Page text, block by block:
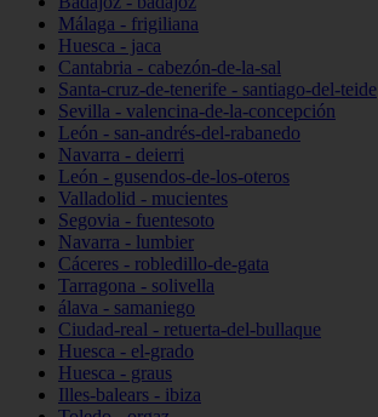
Málaga - frigiliana
Huesca - jaca
Cantabria - cabezón-de-la-sal
Santa-cruz-de-tenerife - santiago-del-teide
Sevilla - valencina-de-la-concepción
León - san-andrés-del-rabanedo
Navarra - deierri
León - gusendos-de-los-oteros
Valladolid - mucientes
Segovia - fuentesoto
Navarra - lumbier
Cáceres - robledillo-de-gata
Tarragona - solivella
álava - samaniego
Ciudad-real - retuerta-del-bullaque
Huesca - el-grado
Huesca - graus
Illes-balears - ibiza